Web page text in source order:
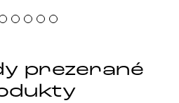
prezerané